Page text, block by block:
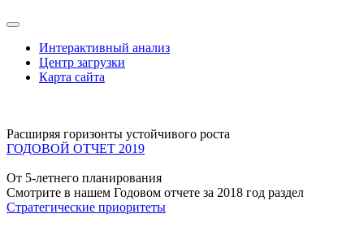
Интерактивный анализ
Центр загрузки
Карта сайта
Расширяя горизонты устойчивого роста
ГОДОВОЙ ОТЧЕТ 2019
От 5-летнего планирования
Смотрите в нашем Годовом отчете за 2018 год раздел
Стратегические приоритеты